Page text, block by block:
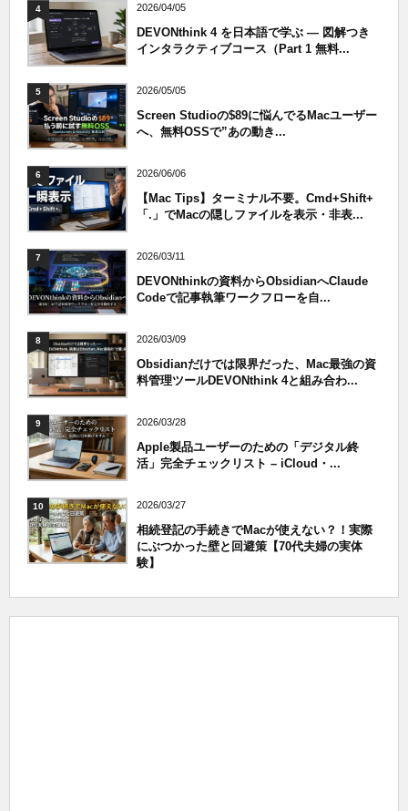
4 2026/04/05
DEVONthink 4 を日本語で学ぶ — 図解つき
インタラクティブコース（Part 1 無料...
5 2026/05/05
Screen Studioの$89に悩んでるMacユーザー
へ、無料OSSで”あの動き...
6 2026/06/06
【Mac Tips】ターミナル不要。Cmd+Shift+
「.」でMacの隠しファイルを表示・非表...
7 2026/03/11
DEVONthinkの資料からObsidianへClaude
Codeで記事執筆ワークフローを自...
8 2026/03/09
Obsidianだけでは限界だった、Mac最強の資
料管理ツールDEVONthink 4と組み合わ...
9 2026/03/28
Apple製品ユーザーのための「デジタル終
活」完全チェックリスト – iCloud・...
10 2026/03/27
相続登記の手続きでMacが使えない？！実際
にぶつかった壁と回避策【70代夫婦の実体
験】